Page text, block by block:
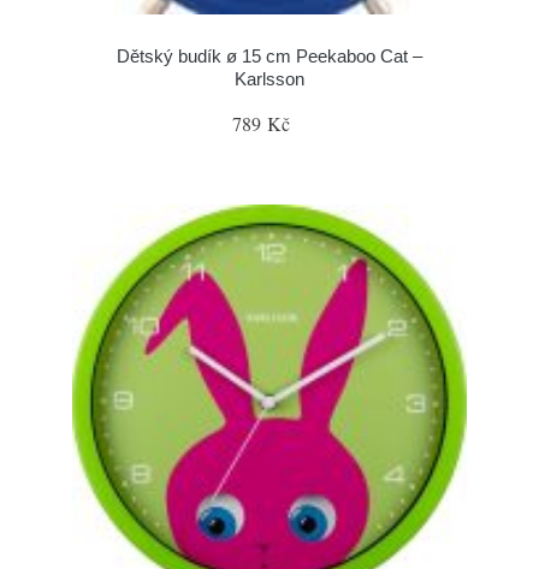
Dětský budík ø 15 cm Peekaboo Cat –
Karlsson
789 Kč